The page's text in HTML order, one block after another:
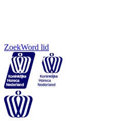
ZoekWord lid